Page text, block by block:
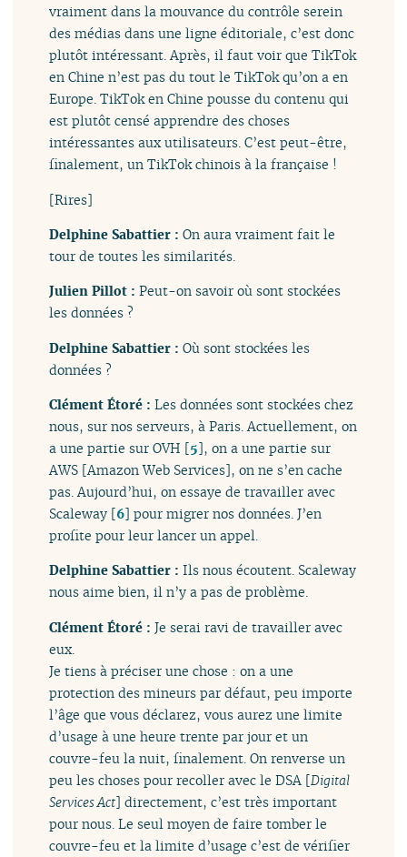
vraiment dans la mouvance du contrôle serein
des médias dans une ligne éditoriale, c’est donc
plutôt intéressant. Après, il faut voir que TikTok
en Chine n’est pas du tout le TikTok qu’on a en
Europe. TikTok en Chine pousse du contenu qui
est plutôt censé apprendre des choses
intéressantes aux utilisateurs. C’est peut-être,
finalement, un TikTok chinois à la française !
[Rires]
Delphine Sabattier :On aura vraiment fait le
tour de toutes les similarités.
Julien Pillot :Peut-on savoir où sont stockées
les données ?
Delphine Sabattier :Où sont stockées les
données ?
Clément Étoré :Les données sont stockées chez
nous, sur nos serveurs, à Paris. Actuellement, on
a une partie sur OVH [5], on a une partie sur
AWS [Amazon Web Services], on ne s’en cache
pas. Aujourd’hui, on essaye de travailler avec
Scaleway [6] pour migrer nos données. J’en
profite pour leur lancer un appel.
Delphine Sabattier :Ils nous écoutent. Scaleway
nous aime bien, il n’y a pas de problème.
Clément Étoré :Je serai ravi de travailler avec
eux.
Je tiens à préciser une chose : on a une
protection des mineurs par défaut, peu importe
l’âge que vous déclarez, vous aurez une limite
d’usage à une heure trente par jour et un
couvre-feu la nuit, finalement. On renverse un
peu les choses pour recoller avec le DSA [Digital
Services Act] directement, c’est très important
pour nous. Le seul moyen de faire tomber le
couvre-feu et la limite d’usage c’est de vérifier